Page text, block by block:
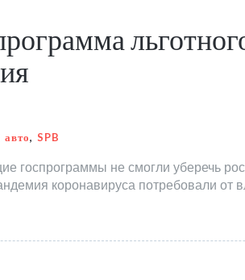
авто, SPB
госпрограммы не смогли уберечь
коронавируса потребовали от